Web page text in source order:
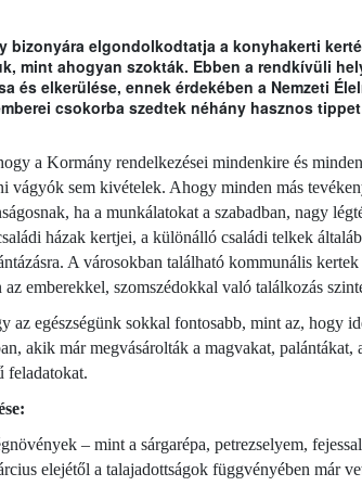
bizonyára elgondolkodtatja a konyhakerti
mint ahogyan szokták. Ebben a rendkívüli
és elkerülése, ennek érdekében a Nemzeti
csokorba szedtek néhány hasznos
a Kormány rendelkezései mindenkire és
vágyók sem kivételek. Ahogy minden más
ha a munkálatokat a szabadban, nagy
házak kertjei, a különálló családi telkek
A városokban található kommunális
az emberekkel, szomszédokkal való találkozás
az egészségünk sokkal fontosabb, mint az, hogy
akik már megvásárolták a magvakat, palántákat,
feladatokat.
– mint a sárgarépa, petrezselyem,
elejétől a talajadottságok függvényében már